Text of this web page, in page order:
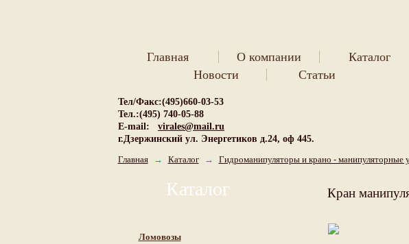
Новости Статьи
Главная О компании Каталог
Тел/Факс:(495)660-03-53
Тел.:(495) 740-05-88
E-mail:
virales@mail.ru
г.Дзержинский ул. Энергетиков д.24, оф 445.
Главная
→ Каталог → Гидроманипуляторы и крано - манипуляторные
Каталог
Ломовозы
Кран